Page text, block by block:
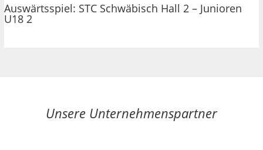
Auswärtsspiel: STC Schwäbisch Hall 2 – Junioren
U18 2
Unsere Unternehmenspartner